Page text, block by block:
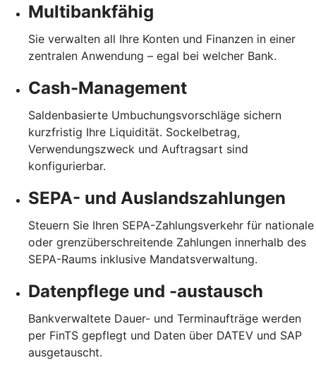
Multibankfähig
Sie verwalten all Ihre Konten und Finanzen in einer
zentralen Anwendung – egal bei welcher Bank.
Cash-Management
Saldenbasierte Umbuchungsvorschläge sichern
kurzfristig Ihre Liquidität. Sockelbetrag,
Verwendungszweck und Auftragsart sind
konfigurierbar.
SEPA- und Auslandszahlungen
Steuern Sie Ihren SEPA-Zahlungsverkehr für nationale
oder grenzüberschreitende Zahlungen innerhalb des
SEPA-Raums inklusive Mandatsverwaltung.
Datenpflege und -austausch
Bankverwaltete Dauer- und Terminaufträge werden
per FinTS gepflegt und Daten über DATEV und SAP
ausgetauscht.